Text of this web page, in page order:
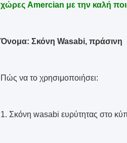
χώρες Amercian με την καλή
Όνομα: Σκόνη Wasabi, πράσινη
Πώς να το χρησιμοποιήσει:
1. Σκόνη wasabi ευρύτητας στο